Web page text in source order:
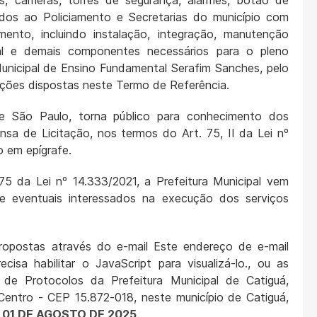
ao Policiamento e Secretarias do município com
incluindo instalação, integração, manutenção
e demais componentes necessários para o pleno
de Ensino Fundamental Serafim Sanches, pelo
dispostas neste Termo de Referência.
São Paulo, torna público para conhecimento dos
de Licitação, nos termos do Art. 75, II da Lei nº
em epígrafe.
Lei nº 14.333/2021, a Prefeitura Municipal vem
eventuais interessados na execução dos serviços
através do e-mail Este endereço de e-mail
habilitar o JavaScript para visualizá-lo., ou as
Protocolos da Prefeitura Municipal de Catiguá,
- CEP 15.872-018, neste município de Catiguá,